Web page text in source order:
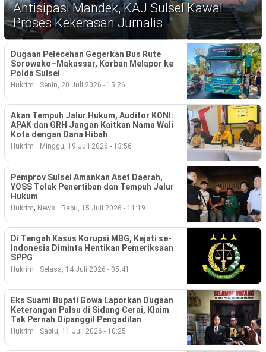
Memori
©
Copyright
2026
NETRAL
.
All
Reserved
Antisipasi Mandek, KAJ Sulsel Kawal
Proses Kekerasan Jurnalis
Dugaan Pelecehan Gegerkan Bus Rute
Sorowako–Makassar, Korban Melapor ke
Polda Sulsel
Hukrim Senin, 20 Juli 2026 - 15:26
Akan Tempuh Jalur Hukum, Auditor KONI:
APAK dan GRH Jangan Kaitkan Nama Wali
Kota dengan Dana Hibah
Hukrim Minggu, 19 Juli 2026 - 13:56
Pemprov Sulsel Amankan Aset Daerah,
YOSS Tolak Penertiban dan Tempuh Jalur
Hukum
Hukrim, News Rabu, 15 Juli 2026 - 11:19
Di Tengah Kasus Korupsi MBG, Kejati se-
Indonesia Diminta Hentikan Pemeriksaan
SPPG
Hukrim Selasa, 14 Juli 2026 - 05:41
Eks Suami Bupati Gowa Laporkan Dugaan
Keterangan Palsu di Sidang Cerai, Klaim
Tak Pernah Dipanggil Pengadilan
Hukrim Sabtu, 11 Juli 2026 - 10:25